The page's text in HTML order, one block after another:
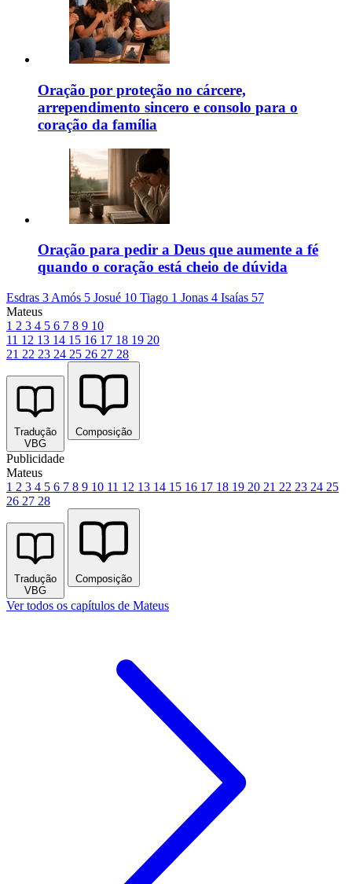
Oração por proteção no cárcere,
arrependimento sincero e consolo para o
coração da família
Oração para pedir a Deus que aumente a fé
quando o coração está cheio de dúvida
Esdras 3 Amós 5 Josué 10 Tiago 1 Jonas 4 Isaías 57
Mateus
1 2 3 4 5 6 7 8 9 10
11 12 13 14 15 16 17 18 19 20
21 22 23 24 25 26 27 28
Tradução
VBG
Composição
Publicidade
Mateus
1 2 3 4 5 6 7 8 9 10 11 12 13 14 15 16 17 18 19 20 21 22 23 24 25
26 27 28
Tradução
VBG
Composição
Ver todos os capítulos de Mateus